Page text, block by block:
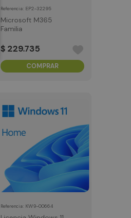
Referencia EP2-32295
Microsoft M365
Familia
$ 229.735
COMPRAR
Referencia KW9-00664